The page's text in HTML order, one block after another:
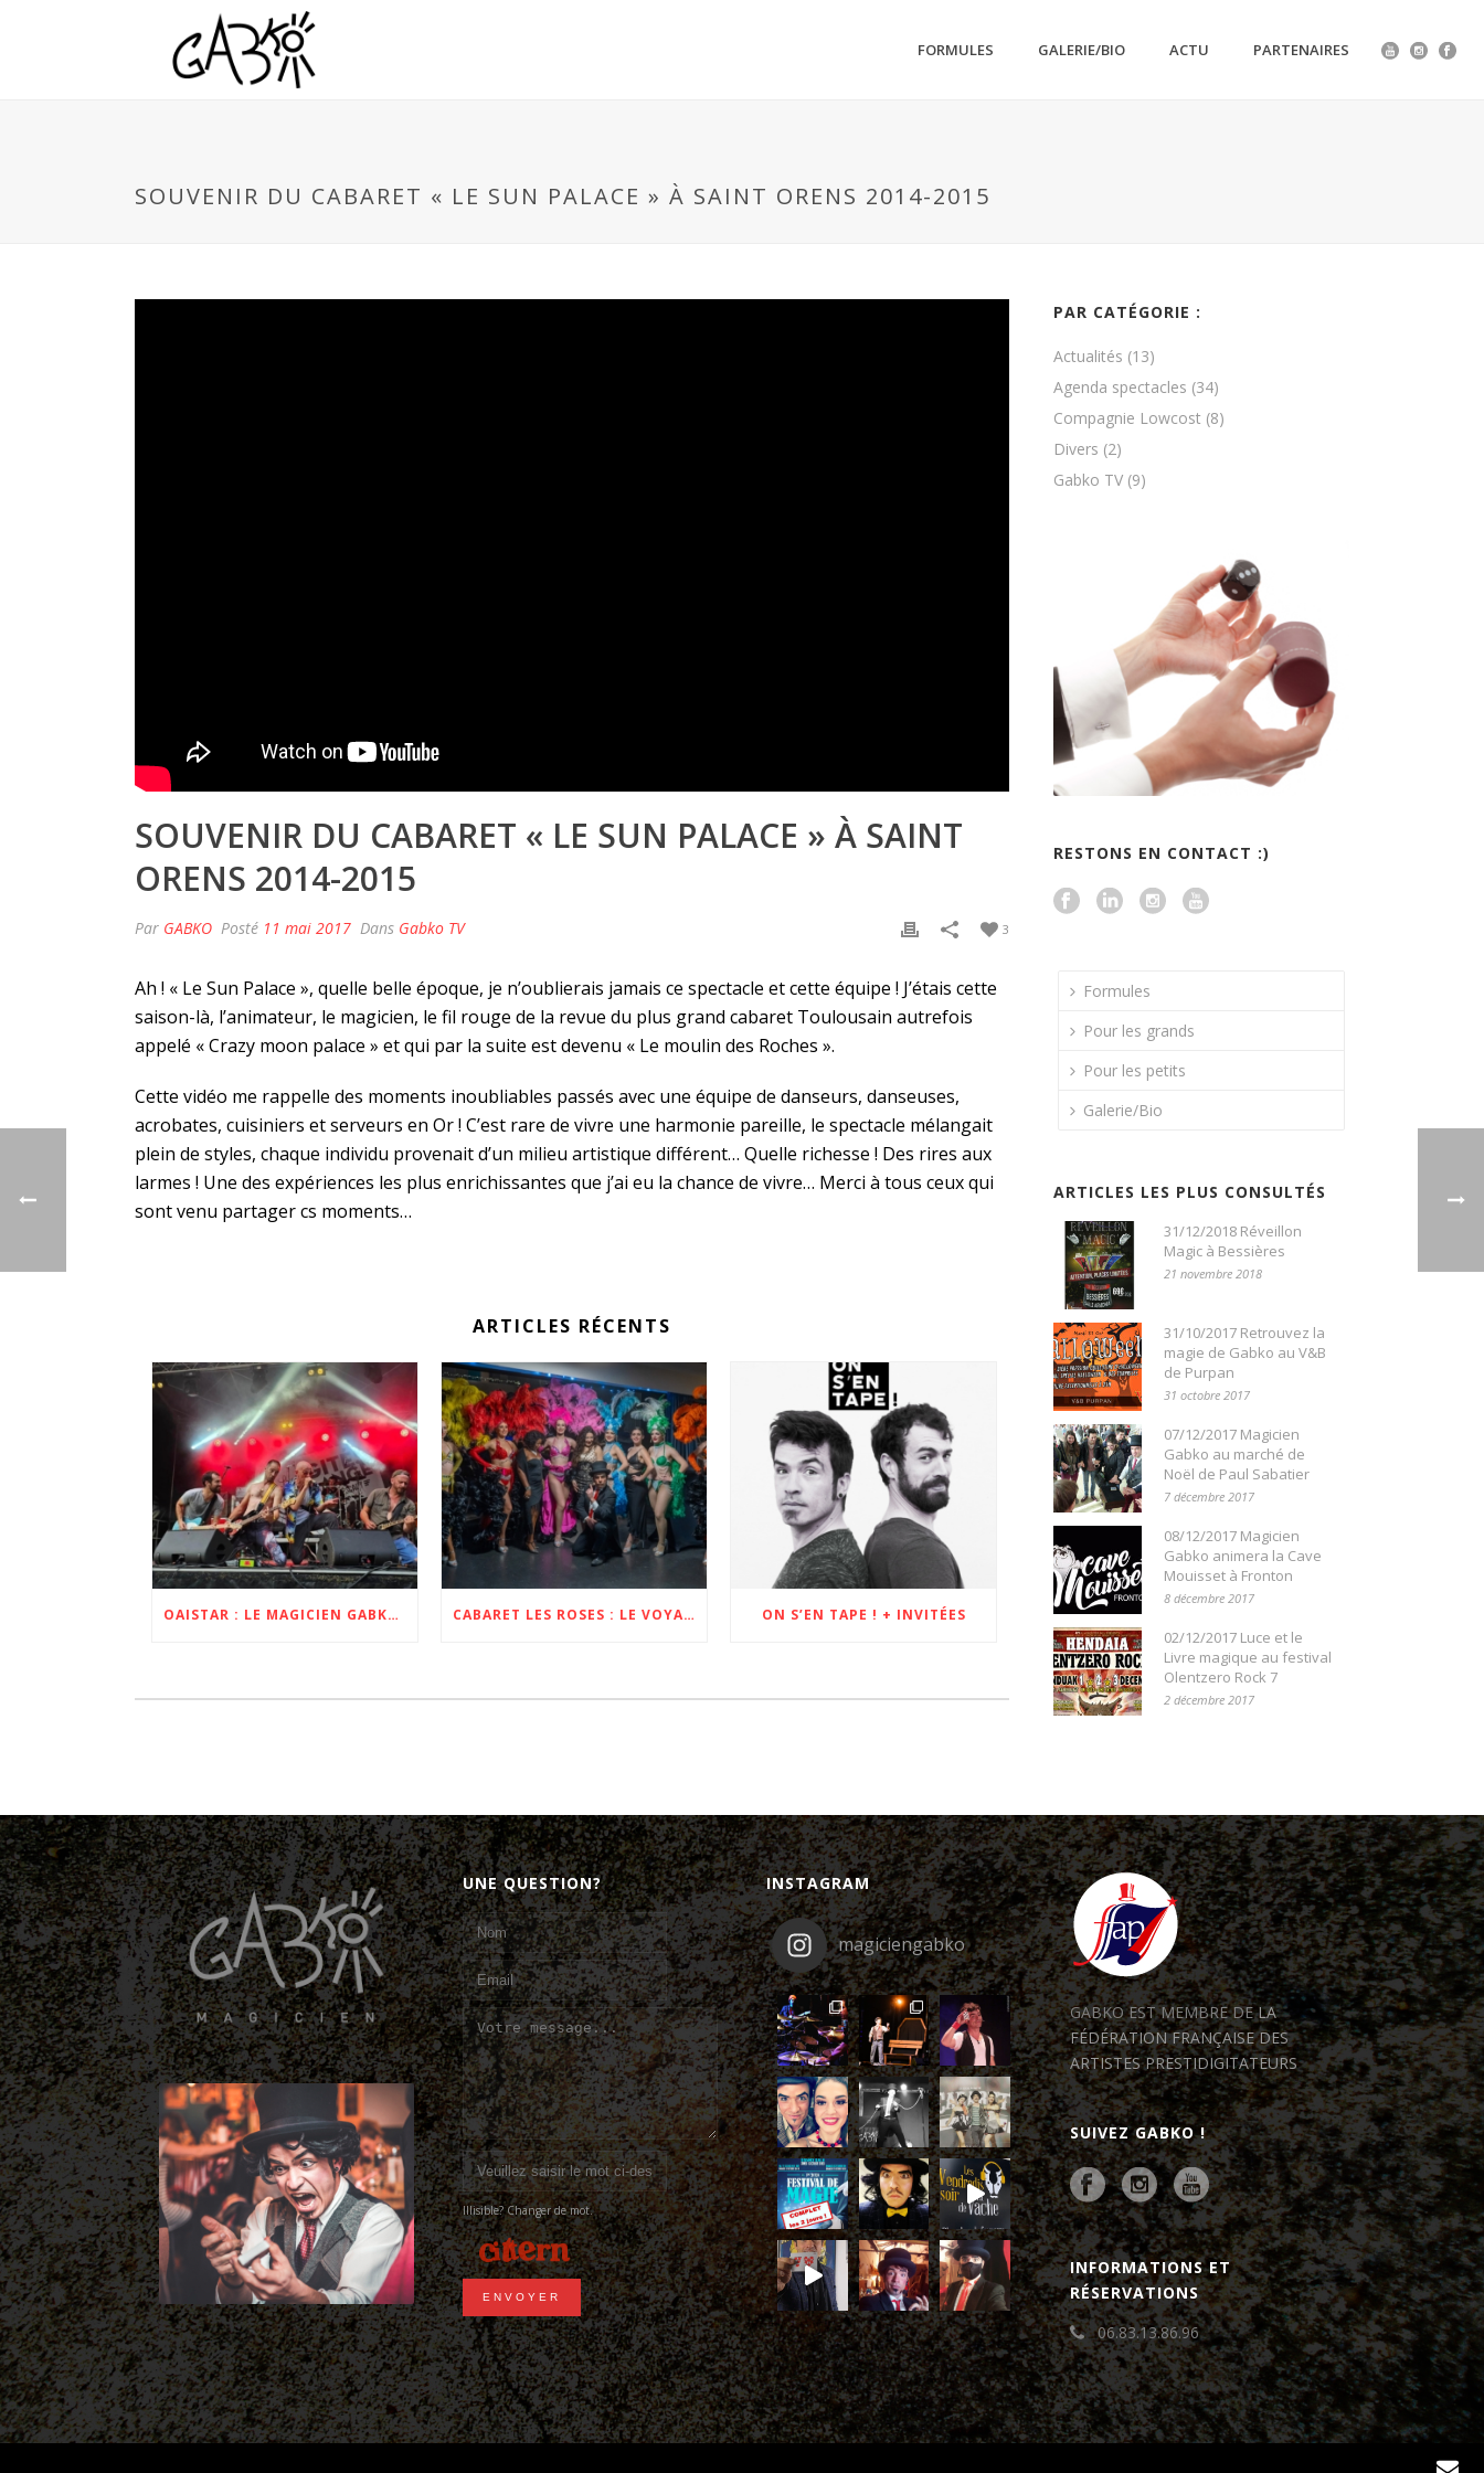
FORMULES GALERIE/BIO ACTU PARTENAIRES
SOUVENIR DU CABARET « LE SUN PALACE » À SAINT ORENS 2014-2015
SOUVENIR DU CABARET « LE SUN PALACE » À SAINT
ORENS 2014-2015
Par GABKO Posté 11 mai 2017 Dans Gabko TV 3
Ah ! « Le Sun Palace », quelle belle époque, je n’oublierais jamais ce spectacle et cette équipe ! J’étais cette
saison-là, l’animateur, le magicien, le fil rouge de la revue du plus grand cabaret Toulousain autrefois
appelé « Crazy moon palace » et qui par la suite est devenu « Le moulin des Roches ».
Cette vidéo me rappelle des moments inoubliables passés avec une équipe de danseurs, danseuses,
acrobates, cuisiniers et serveurs en Or ! C’est rare de vivre une harmonie pareille, le spectacle mélangait
plein de styles, chaque individu provenait d’un milieu artistique différent… Quelle richesse ! Des rires aux
larmes ! Une des expériences les plus enrichissantes que j’ai eu la chance de vivre… Merci à tous ceux qui
sont venu partager cs moments…
ARTICLES RÉCENTS
OAISTAR : LE MAGICIEN GABKO DEVIENT LEUR BATTEUR POUR L’ALBUM ET LA TOURNÉE ZOBI 2023 ET 2024 CABARET LES ROSES : LE VOYAGE À L’AUTRE BOUT DE LA FRANCE ! ON S’EN TAPE ! + INVITÉES
PAR CATÉGORIE :
Actualités (13)
Agenda spectacles (34)
Compagnie Lowcost (8)
Divers (2)
Gabko TV (9)
RESTONS EN CONTACT :)
Formules
Pour les grands
Pour les petits
Galerie/Bio
ARTICLES LES PLUS CONSULTÉS
31/12/2018 Réveillon
Magic à Bessières
21 novembre 2018
31/10/2017 Retrouvez la
magie de Gabko au V&B
de Purpan
31 octobre 2017
07/12/2017 Magicien
Gabko au marché de
Noël de Paul Sabatier
7 décembre 2017
08/12/2017 Magicien
Gabko animera la Cave
Mouisset à Fronton
8 décembre 2017
02/12/2017 Luce et le
Livre magique au festival
Olentzero Rock 7
2 décembre 2017
UNE QUESTION?
Illisible? Changer de mot.
ENVOYER
INSTAGRAM
magiciengabko
GABKO EST MEMBRE DELA
FÉDÉRATION FRANÇAISE DES
ARTISTES PRESTIDIGITATEURS
SUIVEZ GABKO !
INFORMATIONS ET
RÉSERVATIONS
06.83.13.86.96